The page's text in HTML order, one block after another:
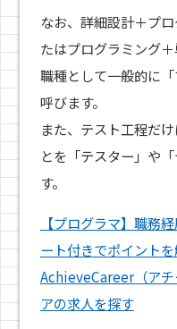
なお、詳細設計＋プ
たはプログラミング
職種として一般的に
呼びます。
また、テスト工程だ
とを「テスター」や
す。
【プログラマ】職務
ート付きでポイント
AchieveCareer（ア
アの求人を探す